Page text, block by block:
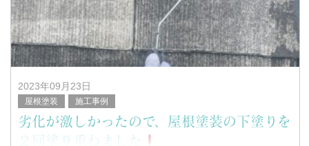
浜松市南区を中心に塗装工事全般を行っている、
塗替家の堤と申します。
2023年09月23日
屋根塗装 施工事例
劣化が激しかったので、屋根塗装の下塗りを
２回塗り重ねました